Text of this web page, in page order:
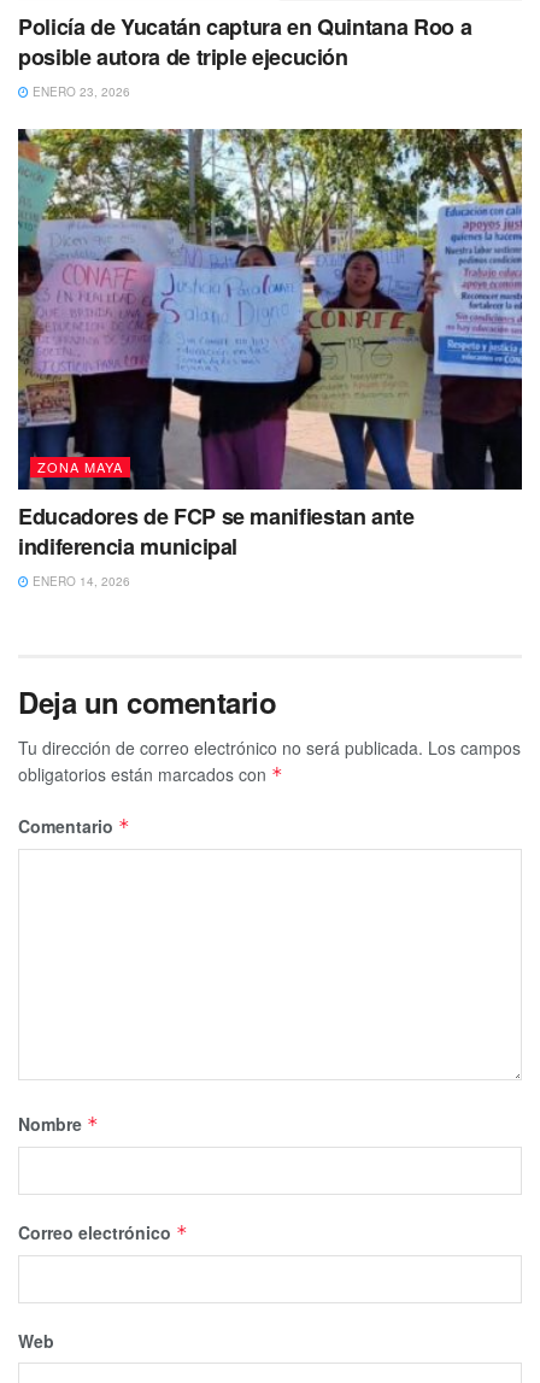
Policía de Yucatán captura en Quintana Roo a
posible autora de triple ejecución
ENERO 23, 2026
ZONA MAYA
Educadores de FCP se manifiestan ante
indiferencia municipal
ENERO 14, 2026
Deja un comentario
Tu dirección de correo electrónico no será publicada. Los campos
obligatorios están marcados con *
Comentario *
Nombre *
Correo electrónico *
Web